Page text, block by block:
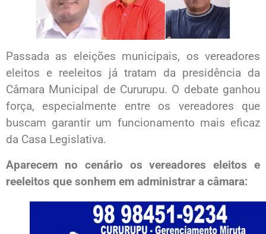
Passada as eleições municipais, os vereadores
eleitos e reeleitos já tratam da presidência da
Câmara Municipal de Cururupu. O debate ganhou
força, especialmente entre os vereadores que
buscam garantir um funcionamento mais eficaz
da Casa Legislativa.
Aparecem no cenário os vereadores eleitos e
reeleitos que sonhem em administrar a câmara: